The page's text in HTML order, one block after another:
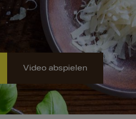
Video abspielen